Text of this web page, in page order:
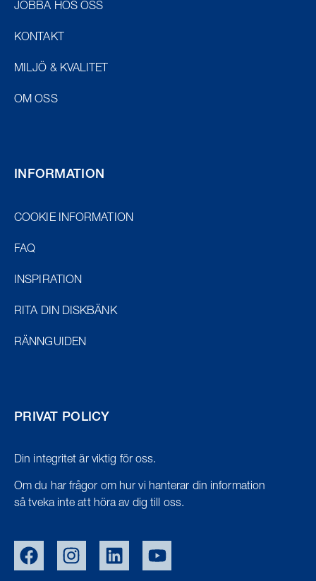
JOBBA HOS OSS
KONTAKT
MILJÖ & KVALITET
OM OSS
INFORMATION
COOKIE INFORMATION
FAQ
INSPIRATION
RITA DIN DISKBÄNK
RÄNNGUIDEN
PRIVAT POLICY
Din integritet är viktig för oss.
Om du har frågor om hur vi hanterar din information
så tveka inte att höra av dig till oss.